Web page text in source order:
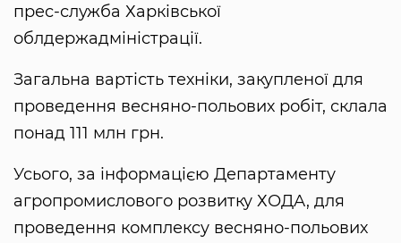
прес-служба Харківської
облдержадміністрації.
Загальна вартість техніки, закупленої для
проведення весняно-польових робіт, склала
понад 111 млн грн.
Усього, за інформацією Департаменту
агропромислового розвитку ХОДА, для
проведення комплексу весняно-польових